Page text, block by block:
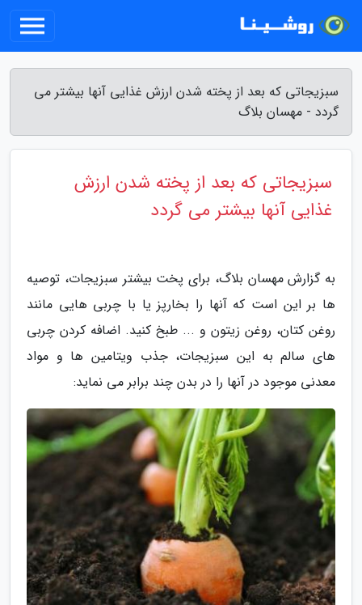
سبزیجاتی که بعد از پخته شدن ارزش غذایی آنها بیشتر می
گردد - مهسان بلاگ
سبزیجاتی که بعد از پخته شدن ارزش
غذایی آنها بیشتر می گردد
به گزارش مهسان بلاگ، برای پخت بیشتر سبزیجات، توصیه
ها بر این است که آنها را بخارپز یا با چربی هایی مانند
روغن کتان، روغن زیتون و ... طبخ کنید. اضافه کردن چربی
های سالم به این سبزیجات، جذب ویتامین ها و مواد
معدنی موجود در آنها را در بدن چند برابر می نماید: